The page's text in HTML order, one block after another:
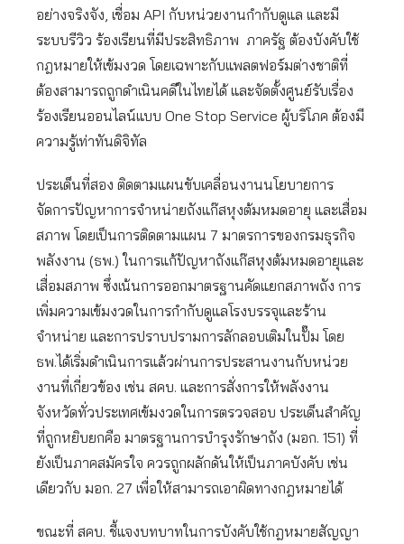
อย่างจริงจัง, เชื่อม API กับหน่วยงานกำกับดูแล และมี
ระบบรีวิว ร้องเรียนที่มีประสิทธิภาพ ภาครัฐ ต้องบังคับใช้
กฎหมายให้เข้มงวด โดยเฉพาะกับแพลตฟอร์มต่างชาติที่
ต้องสามารถถูกดำเนินคดีในไทยได้ และจัดตั้งศูนย์รับเรื่อง
ร้องเรียนออนไลน์แบบ One Stop Service ผู้บริโภค ต้องมี
ความรู้เท่าทันดิจิทัล
ประเด็นที่สอง ติดตามแผนขับเคลื่อนงานนโยบายการ
จัดการปัญหาการจำหน่ายถังแก๊สหุงต้มหมดอายุ และเสื่อม
สภาพ โดยเป็นการติดตามแผน 7 มาตรการของกรมธุรกิจ
พลังงาน (ธพ.) ในการแก้ปัญหาถังแก๊สหุงต้มหมดอายุและ
เสื่อมสภาพ ซึ่งเน้นการออกมาตรฐานคัดแยกสภาพถัง การ
เพิ่มความเข้มงวดในการกำกับดูแลโรงบรรจุและร้าน
จำหน่าย และการปราบปรามการลักลอบเติมในปั๊ม โดย
ธพ.ได้เริ่มดำเนินการแล้วผ่านการประสานงานกับหน่วย
งานที่เกี่ยวข้อง เช่น สคบ. และการสั่งการให้พลังงาน
จังหวัดทั่วประเทศเข้มงวดในการตรวจสอบ ประเด็นสำคัญ
ที่ถูกหยิบยกคือ มาตรฐานการบำรุงรักษาถัง (มอก. 151) ที่
ยังเป็นภาคสมัครใจ ควรถูกผลักดันให้เป็นภาคบังคับ เช่น
เดียวกับ มอก. 27 เพื่อให้สามารถเอาผิดทางกฎหมายได้
ขณะที่ สคบ. ชี้แจงบทบาทในการบังคับใช้กฎหมายสัญญา